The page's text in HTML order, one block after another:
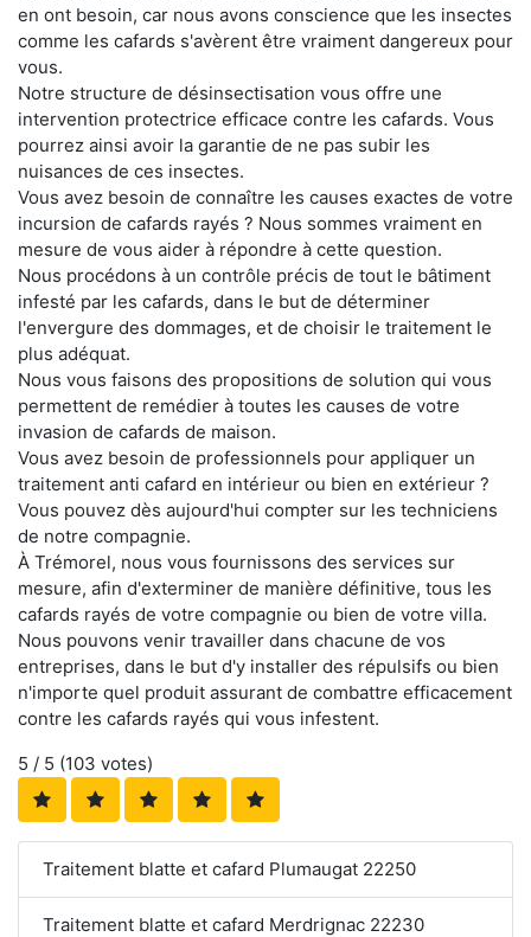
en ont besoin, car nous avons conscience que les insectes
comme les cafards s'avèrent être vraiment dangereux pour
vous.
Notre structure de désinsectisation vous offre une
intervention protectrice efficace contre les cafards. Vous
pourrez ainsi avoir la garantie de ne pas subir les
nuisances de ces insectes.
Vous avez besoin de connaître les causes exactes de votre
incursion de cafards rayés ? Nous sommes vraiment en
mesure de vous aider à répondre à cette question.
Nous procédons à un contrôle précis de tout le bâtiment
infesté par les cafards, dans le but de déterminer
l'envergure des dommages, et de choisir le traitement le
plus adéquat.
Nous vous faisons des propositions de solution qui vous
permettent de remédier à toutes les causes de votre
invasion de cafards de maison.
Vous avez besoin de professionnels pour appliquer un
traitement anti cafard en intérieur ou bien en extérieur ?
Vous pouvez dès aujourd'hui compter sur les techniciens
de notre compagnie.
À Trémorel, nous vous fournissons des services sur
mesure, afin d'exterminer de manière définitive, tous les
cafards rayés de votre compagnie ou bien de votre villa.
Nous pouvons venir travailler dans chacune de vos
entreprises, dans le but d'y installer des répulsifs ou bien
n'importe quel produit assurant de combattre efficacement
contre les cafards rayés qui vous infestent.
5 / 5 (103 votes)
Traitement blatte et cafard Plumaugat 22250
Traitement blatte et cafard Merdrignac 22230